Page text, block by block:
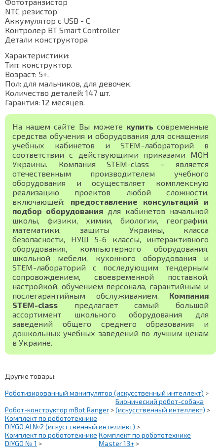
NTC резистор
Аккумулятор с USB - C
Контролер BT Smart Controller
Детали конструктора
Характеристики:
Тип: конструктор.
Возраст: 5+.
Пол: для мальчиков, для девочек.
Количество деталей: 147 шт.
Гарантия: 12 месяцев.
На нашем сайте Вы можете купить современные
средства обучения и оборудования для оснащения
учебных кабинетов и STEM-лабораторий в
соответствии с действующими приказами МОН
Украины. Компания STEM-class – является
отечественным производителем учебного
оборудования и осуществляет комплексную
реализацию проектов любой сложности,
включающей: предоставление консультаций и
подбор оборудования для кабинетов начальной
школы, физики, химии, биологии, географии,
математики, защиты Украины, класса
безопасности, НУШ 5-6 классы, интерактивного
оборудования, компьютерного оборудования,
школьной мебели, кухонного оборудования и
STEM-лабораторий с последующим тендерным
сопровождением, своевременной поставкой,
настройкой, обучением персонала, гарантийным и
послегарантийным обслуживанием. Компания
STEM-class предлагает самый большой
ассортимент школьного оборудования для
заведений общего среднего образования и
дошкольных учебных заведений по лучшим ценам
в Украине.
Другие товары:
Роботизированный манипулятор (искусственный интеллект) >
Робот-конструктор mBot Ranger >
Бионический робот-собака
(искусственный интеллект) >
Комплект по робототехнике
DIYGO AI №2 (искусственный интеллект) >
Комплект по робототехнике
DIYGO № 1 >
Комплект по робототехнике
Master 13+ >